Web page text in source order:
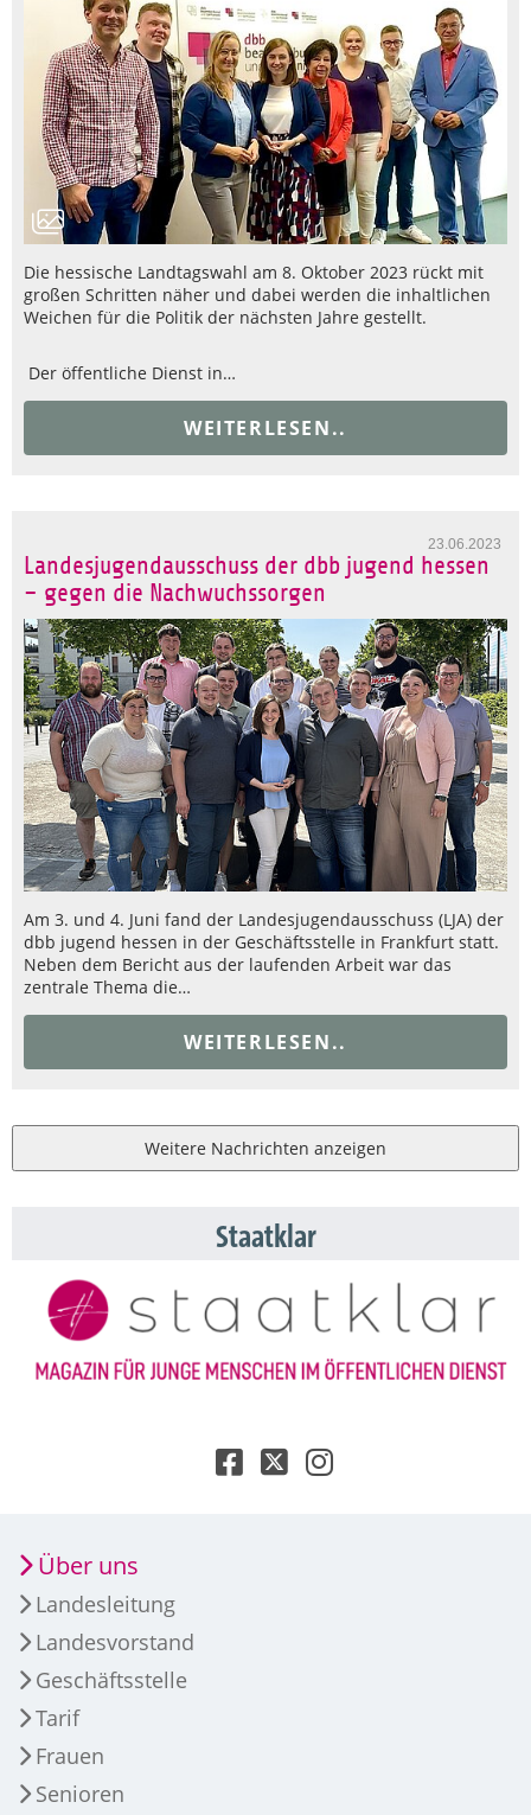
Die hessische Landtagswahl am 8. Oktober 2023 rückt mit
großen Schritten näher und dabei werden die inhaltlichen
Weichen für die Politik der nächsten Jahre gestellt.
Der öffentliche Dienst in…
WEITERLESEN..
23.06.2023
Landesjugendausschuss der dbb jugend hessen
– gegen die Nachwuchssorgen
Am 3. und 4. Juni fand der Landesjugendausschuss (LJA) der
dbb jugend hessen in der Geschäftsstelle in Frankfurt statt.
Neben dem Bericht aus der laufenden Arbeit war das
zentrale Thema die…
WEITERLESEN..
Weitere Nachrichten anzeigen
Staatklar
Über uns
Landesleitung
Landesvorstand
Geschäftsstelle
Tarif
Frauen
Senioren